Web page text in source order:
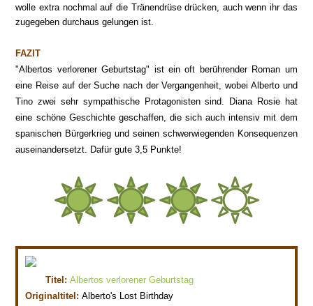
wolle extra nochmal auf die Tränendrüse drücken, auch wenn ihr das
zugegeben durchaus gelungen ist.
FAZIT
"Albertos verlorener Geburtstag" ist ein oft berührender Roman um
eine Reise auf der Suche nach der Vergangenheit, wobei Alberto und
Tino zwei sehr sympathische Protagonisten sind. Diana Rosie hat
eine schöne Geschichte geschaffen, die sich auch intensiv mit dem
spanischen Bürgerkrieg und seinen schwerwiegenden Konsequenzen
auseinandersetzt. Dafür gute 3,5 Punkte!
Titel:Albertos verlorener Geburtstag
Originaltitel: Alberto's Lost Birthday